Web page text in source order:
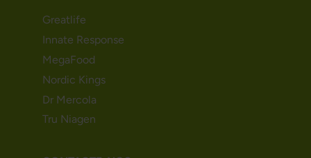
Greatlife
Innate Response
MegaFood
Nordic Kings
Dr Mercola
Tru Niagen